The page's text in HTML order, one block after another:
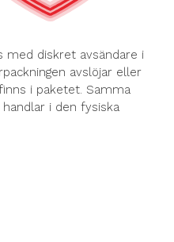
med diskret avsändare i
avslöjar eller
i paketet. Samma
i den fysiska